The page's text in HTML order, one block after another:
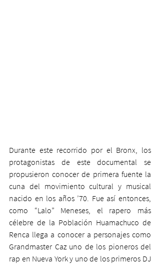
Durante este recorrido por el Bronx, los
protagonistas de este documental se
propusieron conocer de primera fuente la
cuna del movimiento cultural y musical
nacido en los años ’70. Fue así entonces,
como “Lalo” Meneses, el rapero más
célebre de la Población Huamachuco de
Renca llega a conocer a personajes como
Grandmaster Caz uno de los pioneros del
rap en Nueva York y uno de los primeros DJ